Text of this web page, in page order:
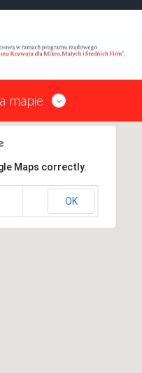
mapie
Maps correctly.
OK